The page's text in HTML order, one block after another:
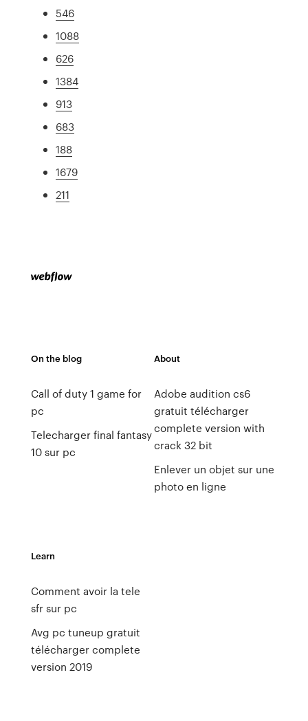
546
1088
626
1384
913
683
188
1679
211
On the blog
Call of duty 1 game for
pc
Telecharger final fantasy
10 sur pc
About
Adobe audition cs6
gratuit télécharger
complete version with
crack 32 bit
Enlever un objet sur une
photo en ligne
Learn
Comment avoir la tele
sfr sur pc
Avg pc tuneup gratuit
télécharger complete
version 2019